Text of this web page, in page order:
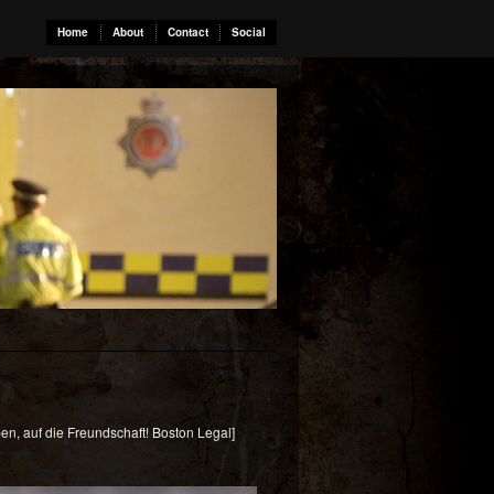
Home About Contact Social
auf die Freundschaft! Boston Legal]